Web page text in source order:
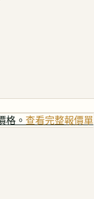
格。 查看完整報價單